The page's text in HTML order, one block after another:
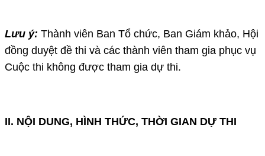
Lưu ý: Thành viên Ban Tổ chức, Ban Giám khảo, Hội
đồng duyệt đề thi và các thành viên tham gia phục vụ
Cuộc thi không được tham gia dự thi.
II. NỘI DUNG, HÌNH THỨC, THỜI GIAN DỰ THI